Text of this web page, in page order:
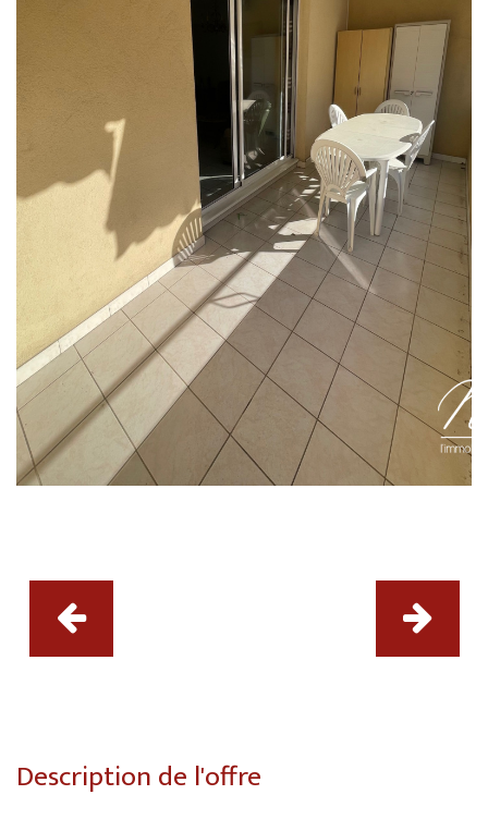
Description de l'offre